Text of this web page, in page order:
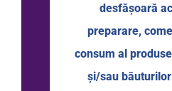
desfăşoară
preparare,
consum al
şi/sau